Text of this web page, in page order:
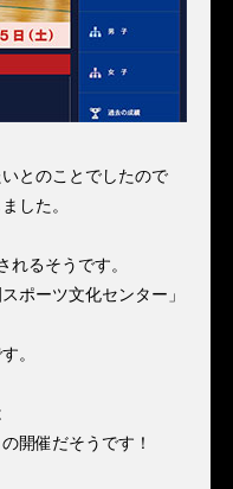
とのことでしたので
した。
るそうです。
ポーツ文化センター」
。
開催だそうです！